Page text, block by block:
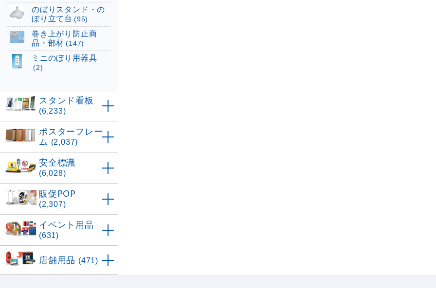
のぼりスタンド・の
ぼり立て台 (95)
巻き上がり防止商
品・部材 (147)
ミニのぼり用器具
(2)
スタンド看板
(6,233)
ポスターフレー
ム (2,037)
安全標識
(6,028)
販促POP
(2,307)
イベント用品
(631)
店舗用品 (471)